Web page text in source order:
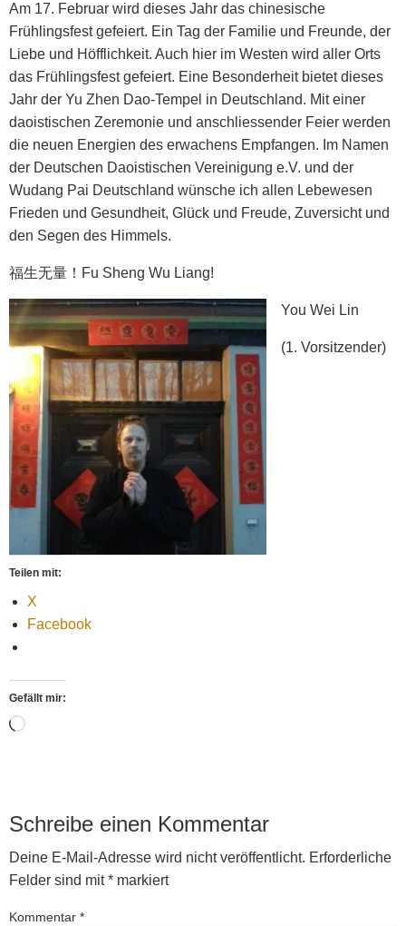
Am 17. Februar wird dieses Jahr das chinesische
Frühlingsfest gefeiert. Ein Tag der Familie und Freunde, der
Liebe und Höfflichkeit. Auch hier im Westen wird aller Orts
das Frühlingsfest gefeiert. Eine Besonderheit bietet dieses
Jahr der Yu Zhen Dao-Tempel in Deutschland. Mit einer
daoistischen Zeremonie und anschliessender Feier werden
die neuen Energien des erwachens Empfangen. Im Namen
der Deutschen Daoistischen Vereinigung e.V. und der
Wudang Pai Deutschland wünsche ich allen Lebewesen
Frieden und Gesundheit, Glück und Freude, Zuversicht und
den Segen des Himmels.
福生无量！Fu Sheng Wu Liang!
You Wei Lin
(1. Vorsitzender)
Teilen mit:
X
Facebook
Gefällt mir:
Wird
Schreibe einen Kommentar
Deine E-Mail-Adresse wird nicht veröffentlicht. Erforderliche
Felder sind mit* markiert
Kommentar *